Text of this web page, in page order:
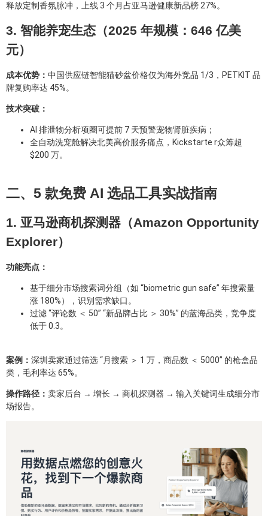
释放定制香氛脉冲，上线 3 个月占亚马逊健康新品榜 27%。
3. 智能养宠生态（2025 年规模：646 亿美
元）
成本优势： 中国供应链智能猫砂盆价格仅为海外竞品 1/3，PETKIT 品
牌复购率达 45%。
技术突破：
AI 排泄物分析项圈可提前 7 天预警宠物肾脏疾病；
全自动洗宠舱解决北美高价服务痛点，Kickstarte r众筹超
$200 万。
二、5 款免费 AI 选品工具实战指南
1. 亚马逊商机探测器（Amazon Opportunity
Explorer）
功能亮点：
基于细分市场搜索词分组（如 “biometric gun safe” 年搜索量
涨 180%），识别需求缺口。
过滤 “评论数 ＜ 50” “新品牌占比 ＞ 30%” 的蓝海品类，竞争度
低于 0.3。
案例： 深圳卖家通过筛选 “月搜索 ＞ 1 万，商品数 ＜ 5000” 的枪盒品
类，毛利率达 65%。
操作路径： 卖家后台 → 增长 → 商机探测器 → 输入关键词生成细分市
场报告。